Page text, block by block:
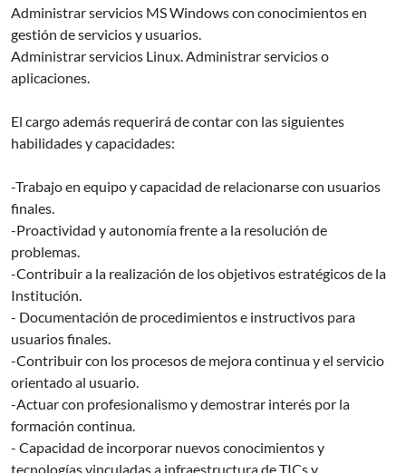
Administrar servicios MS Windows con conocimientos en
gestión de servicios y usuarios.
Administrar servicios Linux. Administrar servicios o
aplicaciones.
El cargo además requerirá de contar con las siguientes
habilidades y capacidades:
-Trabajo en equipo y capacidad de relacionarse con usuarios
finales.
-Proactividad y autonomía frente a la resolución de
problemas.
-Contribuir a la realización de los objetivos estratégicos de la
Institución.
- Documentación de procedimientos e instructivos para
usuarios finales.
-Contribuir con los procesos de mejora continua y el servicio
orientado al usuario.
-Actuar con profesionalismo y demostrar interés por la
formación continua.
- Capacidad de incorporar nuevos conocimientos y
tecnologías vinculadas a infraestructura de TICs y